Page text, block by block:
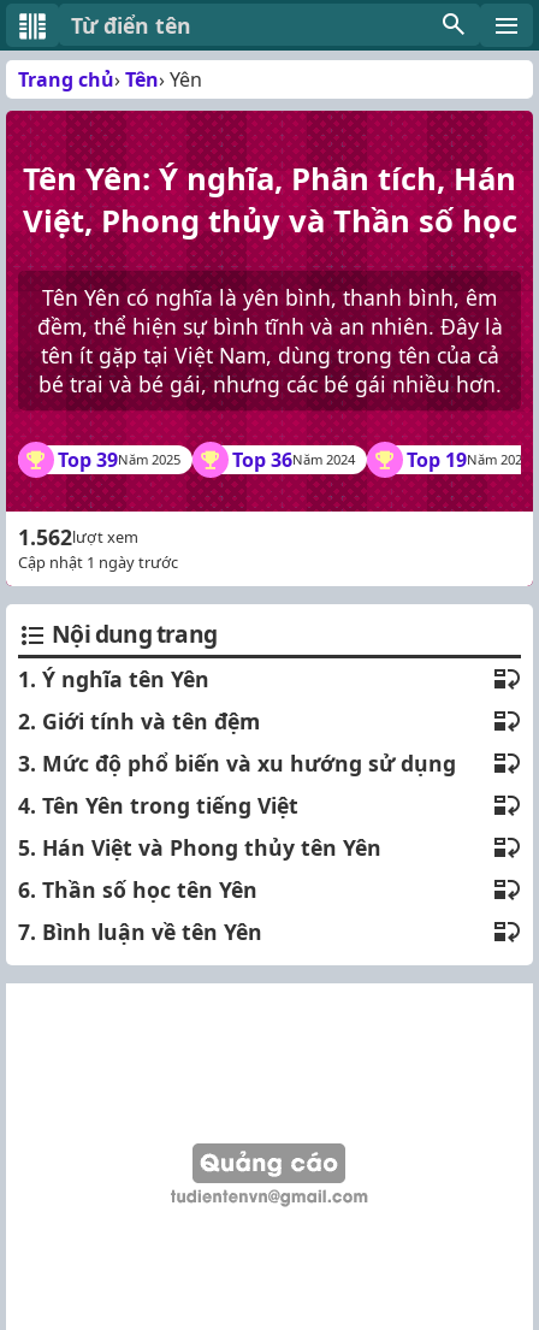
Từ điển tên
Trang chủ Tên Yên
Tên Yên: Ý nghĩa, Phân tích, Hán
Việt, Phong thủy và Thần số học
Tên Yên có nghĩa là yên bình, thanh bình, êm
đềm, thể hiện sự bình tĩnh và an nhiên. Đây là
tên ít gặp tại Việt Nam, dùng trong tên của cả
bé trai và bé gái, nhưng các bé gái nhiều hơn.
Top 39Năm 2025 Top 36Năm 2024 Top 19Năm 2023
1.562lượt xem
Cập nhật 1 ngày trước
Nội dung trang
1. Ý nghĩa tên Yên
2. Giới tính và tên đệm
3. Mức độ phổ biến và xu hướng sử dụng
4. Tên Yên trong tiếng Việt
5. Hán Việt và Phong thủy tên Yên
6. Thần số học tên Yên
7. Bình luận về tên Yên